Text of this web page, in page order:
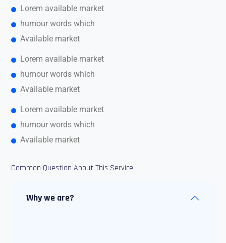
Lorem available market
humour words which
Available market
Lorem available market
humour words which
Available market
Lorem available market
humour words which
Available market
Common Question About This Service
Why we are?